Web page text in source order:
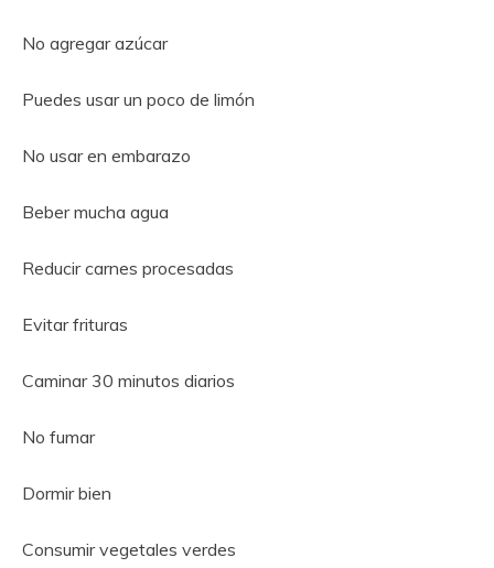
No agregar azúcar
Puedes usar un poco de limón
No usar en embarazo
Beber mucha agua
Reducir carnes procesadas
Evitar frituras
Caminar 30 minutos diarios
No fumar
Dormir bien
Consumir vegetales verdes